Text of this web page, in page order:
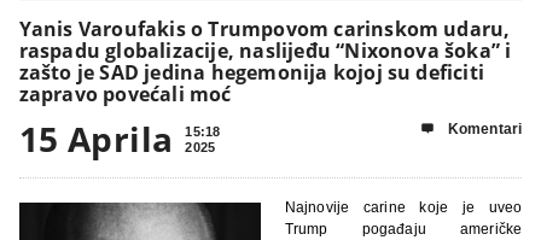
Yanis Varoufakis o Trumpovom carinskom udaru,
raspadu globalizacije, naslijeđu “Nixonova šoka” i
zašto je SAD jedina hegemonija kojoj su deficiti
zapravo povećali moć
15 Aprila
15:18
2025
 Komentari
Najnovije carine koje je uveo
Trump pogađaju američke